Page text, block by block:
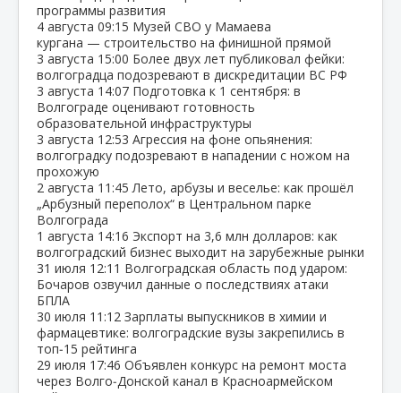
программы развития
4 августа 09:15 Музей СВО у Мамаева
кургана — строительство на финишной прямой
3 августа 15:00 Более двух лет публиковал фейки:
волгоградца подозревают в дискредитации ВС РФ
3 августа 14:07 Подготовка к 1 сентября: в
Волгограде оценивают готовность
образовательной инфраструктуры
3 августа 12:53 Агрессия на фоне опьянения:
волгоградку подозревают в нападении с ножом на
прохожую
2 августа 11:45 Лето, арбузы и веселье: как прошёл
„Арбузный переполох“ в Центральном парке
Волгограда
1 августа 14:16 Экспорт на 3,6 млн долларов: как
волгоградский бизнес выходит на зарубежные рынки
31 июля 12:11 Волгоградская область под ударом:
Бочаров озвучил данные о последствиях атаки
БПЛА
30 июля 11:12 Зарплаты выпускников в химии и
фармацевтике: волгоградские вузы закрепились в
топ‑15 рейтинга
29 июля 17:46 Объявлен конкурс на ремонт моста
через Волго‑Донской канал в Красноармейском